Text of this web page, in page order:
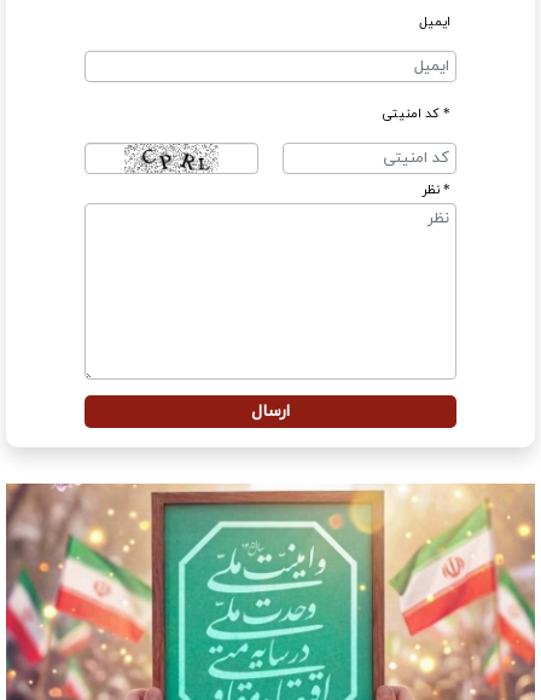
ایمیل
* کد امنیتی
* نظر